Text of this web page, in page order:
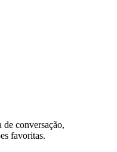
conversação,
favoritas.